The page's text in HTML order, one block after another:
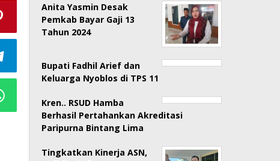
Anita Yasmin Desak
Pemkab Bayar Gaji 13
Tahun 2024
Bupati Fadhil Arief dan
Keluarga Nyoblos di TPS 11
Kren.. RSUD Hamba
Berhasil Pertahankan Akreditasi
Paripurna Bintang Lima
Tingkatkan Kinerja ASN,